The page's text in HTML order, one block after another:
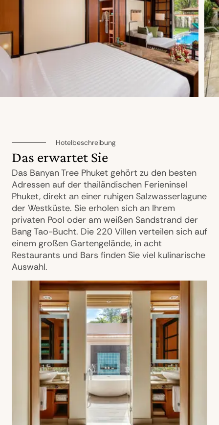
Hotelbeschreibung
Das erwartet Sie
Das Banyan Tree Phuket gehört zu den besten
Adressen auf der thailändischen Ferieninsel
Phuket, direkt an einer ruhigen Salzwasserlagune
der Westküste. Sie erholen sich an Ihrem
privaten Pool oder am weißen Sandstrand der
Bang Tao-Bucht. Die 220 Villen verteilen sich auf
einem großen Gartengelände, in acht
Restaurants und Bars finden Sie viel kulinarische
Auswahl.